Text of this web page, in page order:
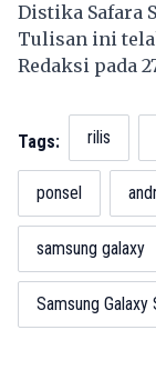
Distika Safara
Tulisan ini
Redaksi pada
Tags: rilis
ponsel
samsung galaxy
Samsung Galaxy